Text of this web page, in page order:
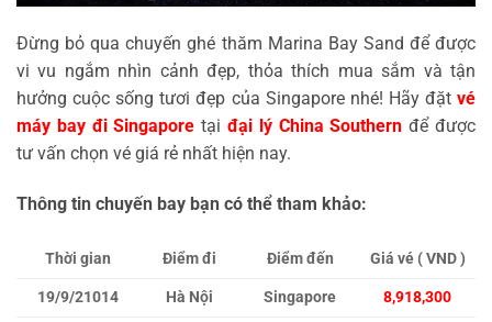
Đừng bỏ qua chuyến ghé thăm Marina Bay Sand để được
vi vu ngắm nhìn cảnh đẹp, thỏa thích mua sắm và tận
hưởng cuộc sống tươi đẹp của Singapore nhé! Hãy đặt vé
máy bay đi Singapore tạiđại lý China Southern để được
tư vấn chọn vé giá rẻ nhất hiện nay.
Thông tin chuyến bay bạn có thể tham khảo:
Thời gian Điểm đi Điểm đến Giá vé ( VND )
19/9/21014 Hà Nội Singapore 8,918,300